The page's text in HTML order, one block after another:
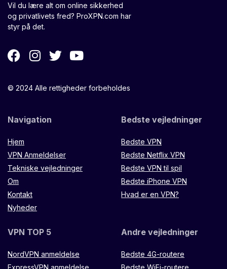
Vil du lære alt om online sikkerhed
og privatlivets fred? ProXPN.com har
styr på det.
© 2024 Alle rettigheder forbeholdes
Navigation
Hjem
VPN Anmeldelser
Tekniske vejledninger
Om
Kontakt
Nyheder
Bedste vejledninger
Bedste VPN
Bedste Netflix VPN
Bedste VPN til spil
Bedste iPhone VPN
Hvad er en VPN?
VPN TOP 5
NordVPN anmeldelse
ExpressVPN anmeldelse
Andre vejledninger
Bedste 4G-routere
Bedste WiFi-routere